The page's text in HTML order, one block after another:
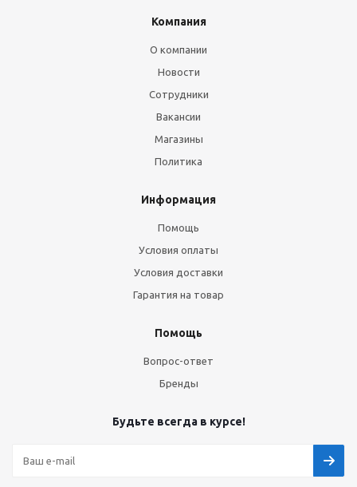
Компания
О компании
Новости
Сотрудники
Вакансии
Магазины
Политика
Информация
Помощь
Условия оплаты
Условия доставки
Гарантия на товар
Помощь
Вопрос-ответ
Бренды
Будьте всегда в курсе!